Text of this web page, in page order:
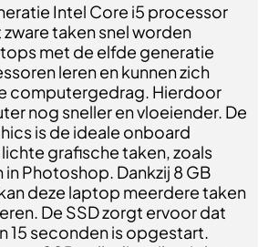
Intel Core i5 processor
taken snel worden
met de elfde generatie
leren en kunnen zich
computergedrag. Hierdoor
nog sneller en vloeiender. De
is de ideale onboard
grafische taken, zoals
Photoshop. Dankzij 8 GB
deze laptop meerdere taken
De SSD zorgt ervoor dat
15 seconden is opgestart.